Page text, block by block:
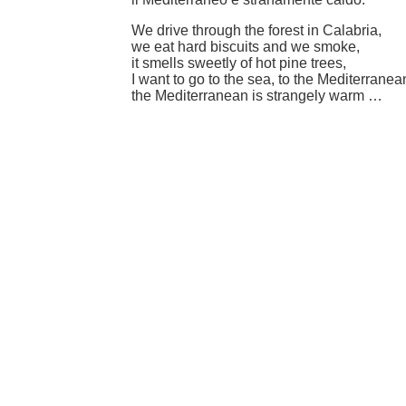
We drive through the forest in Calabria,
we eat hard biscuits and we smoke,
it smells sweetly of hot pine trees,
I want to go to the sea, to the
the Mediterranean is strangely warm …